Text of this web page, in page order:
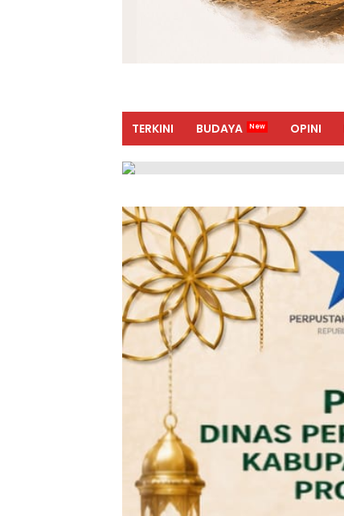
TERKINI BUDAYA OPINI